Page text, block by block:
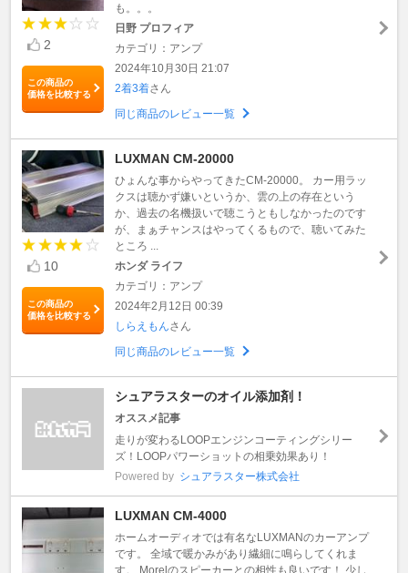
2
この商品の
価格を比較する
も。。。
日野 プロフィア
カテゴリ：アンプ
2024年10月30日 21:07
2着3着さん
同じ商品のレビュー一覧
10
この商品の
価格を比較する
LUXMAN CM-20000
ひょんな事からやってきたCM-20000。 カー用ラッ
クスは聴かず嫌いというか、雲の上の存在という
か、過去の名機扱いで聴こうともしなかったのです
が、まぁチャンスはやってくるもので、聴いてみた
ところ ...
ホンダ ライフ
カテゴリ：アンプ
2024年2月12日 00:39
しらえもんさん
同じ商品のレビュー一覧
シュアラスターのオイル添加剤！
オススメ記事
走りが変わるLOOPエンジンコーティングシリー
ズ！LOOPパワーショットの相乗効果あり！
Powered by シュアラスター株式会社
LUXMAN CM-4000
ホームオーディオでは有名なLUXMANのカーアンプ
です。 全域で暖かみがあり繊細に鳴らしてくれま
す。 Morelのスピーカーとの相性も良いです！ 少し